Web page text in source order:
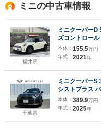
ミニの中古車情報
福井県
ミニクーパー
ズコントロー
パーキングセン
本体： 155.5万円
年式： 2021年
千葉県
ミニクーパーS
シストプラス
プディスプレイ
ンテリアカメラ
トヒーター
本体： 389.9万円
年式： 2025年